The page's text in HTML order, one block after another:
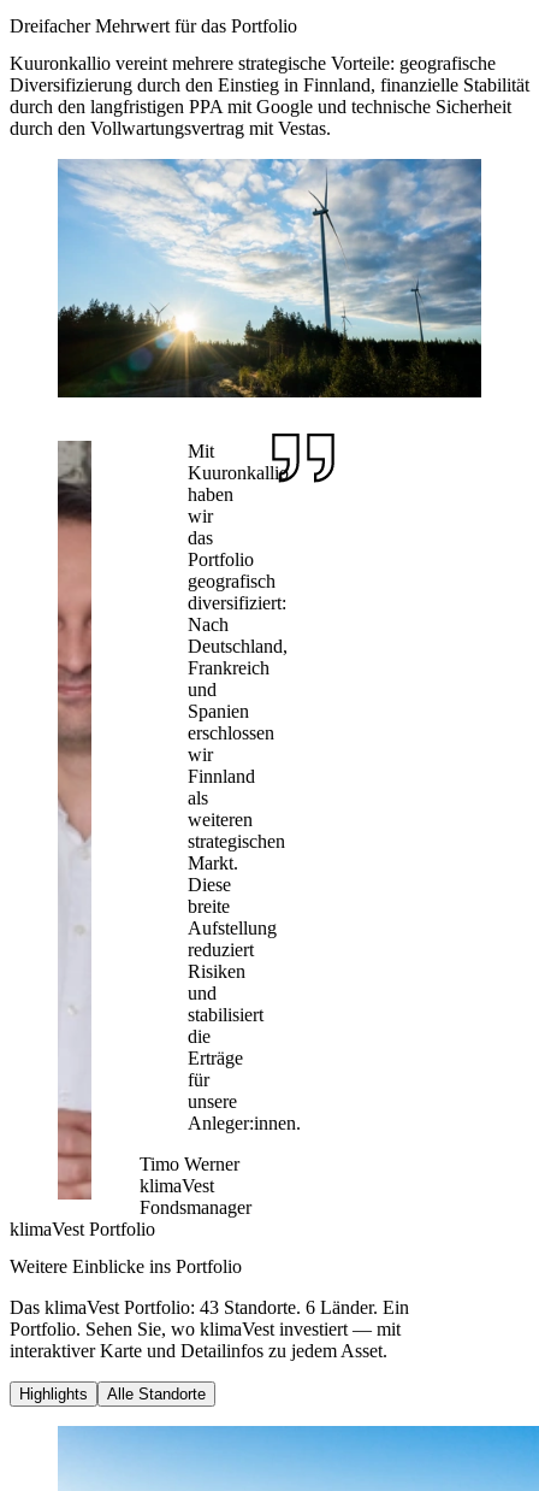
Dreifacher Mehrwert für das Portfolio
Kuuronkallio vereint mehrere strategische Vorteile: geografische
Diversifizierung durch den Einstieg in Finnland, finanzielle Stabilität
durch den langfristigen PPA mit Google und technische Sicherheit
durch den Vollwartungsvertrag mit Vestas.
Mit
Kuuronkallio
haben
wir
das
Portfolio
geografisch
diversifiziert:
Nach
Deutschland,
Frankreich
und
Spanien
erschlossen
wir
Finnland
als
weiteren
strategischen
Markt.
Diese
breite
Aufstellung
reduziert
Risiken
und
stabilisiert
die
Erträge
für
unsere
Anleger:innen.
Timo Werner
klimaVest
Fondsmanager
klimaVest Portfolio
Weitere Einblicke ins Portfolio
Das klimaVest Portfolio: 43 Standorte. 6 Länder. Ein
Portfolio. Sehen Sie, wo klimaVest investiert — mit
interaktiver Karte und Detailinfos zu jedem Asset.
Highlights Alle Standorte